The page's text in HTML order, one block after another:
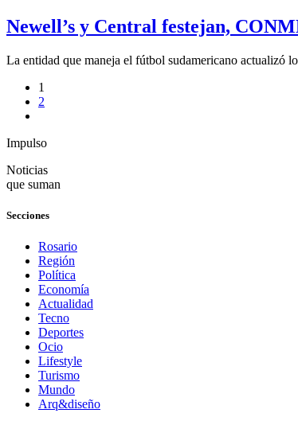
Newell’s y Central festejan,
La entidad que maneja el fútbol sudamericano actualizó
1
2
Impulso
Noticias
que suman
Secciones
Rosario
Región
Política
Economía
Actualidad
Tecno
Deportes
Ocio
Lifestyle
Turismo
Mundo
Arq&diseño